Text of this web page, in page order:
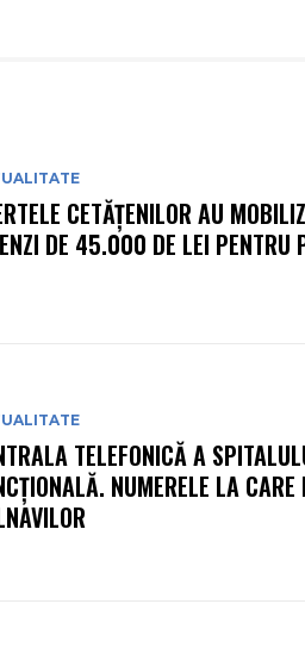
CETĂȚENILOR AU
DE 45.000 DE LEI PENTRU
TELEFONICĂ A
NUMERELE LA